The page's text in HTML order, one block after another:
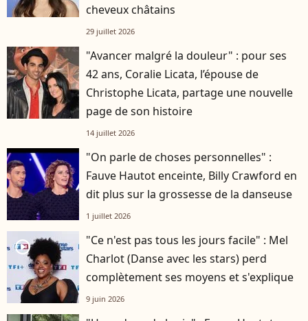
cheveux châtains
29 juillet 2026
"Avancer malgré la douleur" : pour ses
42 ans, Coralie Licata, l’épouse de
Christophe Licata, partage une nouvelle
page de son histoire
14 juillet 2026
"On parle de choses personnelles" :
Fauve Hautot enceinte, Billy Crawford en
dit plus sur la grossesse de la danseuse
1 juillet 2026
player2
"Ce n'est pas tous les jours facile" : Mel
Charlot (Danse avec les stars) perd
complètement ses moyens et s'explique
9 juin 2026